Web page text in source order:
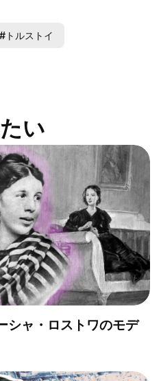
#トルストイ
い
シャ・ロストワのモデ